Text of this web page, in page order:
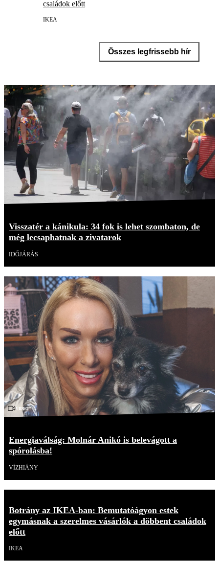
családok előtt
IKEA
Összes legfrissebb hír
Visszatér a kánikula: 34 fok is lehet szombaton, de
még lecsaphatnak a zivatarok
IDŐJÁRÁS
Videó
Energiaválság: Molnár Anikó is belevágott a
spórolásba!
VÍZHIÁNY
Botrány az IKEA-ban: Bemutatóágyon estek
egymásnak a szerelmes vásárlók a döbbent családok
előtt
IKEA